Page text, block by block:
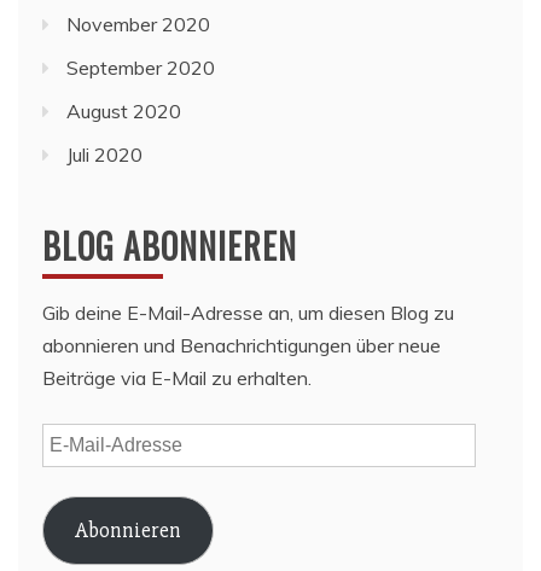
November 2020
September 2020
August 2020
Juli 2020
BLOG ABONNIEREN
Gib deine E-Mail-Adresse an, um diesen Blog zu
abonnieren und Benachrichtigungen über neue
Beiträge via E-Mail zu erhalten.
E-
Mail-
Adresse
Abonnieren